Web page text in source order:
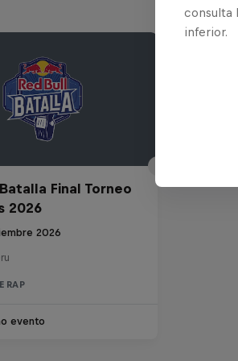
Final Torneo
2026
2026
RAP
evento
consulta
inferior.